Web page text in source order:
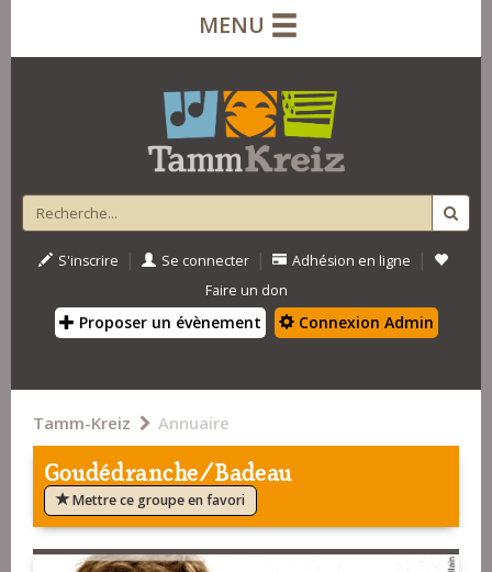
MENU
S'inscrire | Se connecter | Adhésion en ligne |
Faire un don
Proposer un évènement Connexion Admin
Tamm-Kreiz Annuaire
Goudédranche/Badeau
Mettre ce groupe en favori